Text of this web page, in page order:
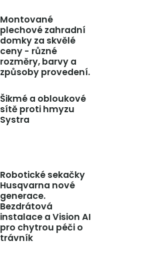
Montované
plechové zahradní
domky za skvělé
ceny - různé
rozměry, barvy a
způsoby provedení.
Šikmé a obloukové
sítě proti hmyzu
Systra
Robotické sekačky
Husqvarna nové
generace.
Bezdrátová
instalace a Vision AI
pro chytrou péči o
trávník